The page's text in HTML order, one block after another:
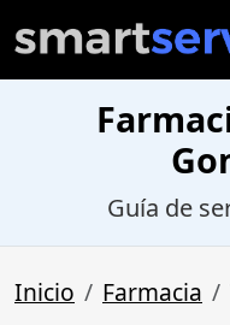
Guía de
Inicio Farmacia